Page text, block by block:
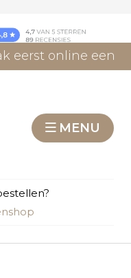
eerst online een
MENU